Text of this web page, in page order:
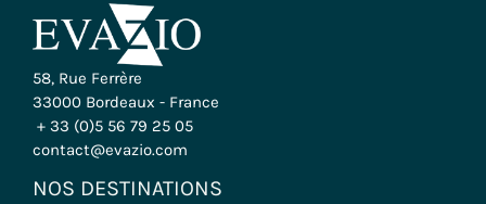
58, Rue Ferrère
33000 Bordeaux - France
+ 33 (0)5 56 79 25 05
contact@evazio.com
NOS DESTINATIONS